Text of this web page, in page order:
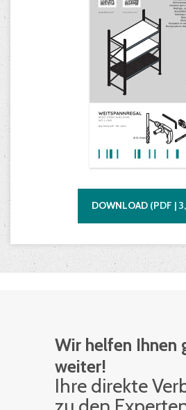
DOWNLOAD (PDF |
Wir helfen Ihnen
weiter!
Ihre di­rek­te